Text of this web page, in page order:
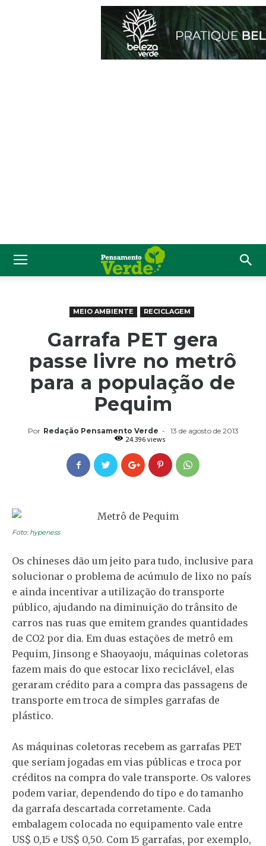
MEIO AMBIENTE RECICLAGEM
Garrafa PET gera
passe livre no metrô
para a população de
Pequim
Por Redação Pensamento Verde -
13 de agosto de 2013
24.396 views
Foto: hypeness
Os chineses dão um jeito para tudo, inclusive para
solucionar o problema de acúmulo de lixo no país
e ainda incentivar a utilização do transporte
público, ajudando na diminuição do trânsito de
carros nas ruas que emitem grandes quantidades
de CO2 por dia. Em duas estações de metrô em
Pequim, Jinsong e Shaoyaoju, máquinas coletoras
fazem mais do que estocar lixo reciclável, elas
geraram crédito para a compra das passagens de
transporte em troca de simples garrafas de
plástico.
As máquinas coletoras recebem as garrafas PET
que seriam jogadas em vias públicas e troca por
créditos na compra do vale transporte. Os valores
podem variar, dependendo do tipo e do tamanho
da garrafa descartada corretamente. Cada
embalagem colocada no equipamento vale entre
US$ 0,15 e US$ 0,50. Com 15 garrafas, por exemplo,